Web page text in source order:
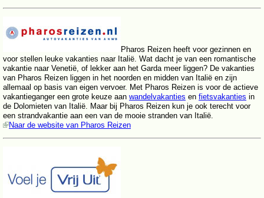
Pharos Reizen heeft voor gezinnen en
voor stellen leuke vakanties naar Italië. Wat dacht je van een romantische
vakantie naar Venetië, of lekker aan het Garda meer liggen? De vakanties
van Pharos Reizen liggen in het noorden en midden van Italië en zijn
allemaal op basis van eigen vervoer. Met Pharos Reizen is voor de actieve
vakantieganger een grote keuze aan wandelvakanties en fietsvakanties in
de Dolomieten van Italië. Maar bij Pharos Reizen kun je ook terecht voor
een strandvakantie aan een van de mooie stranden van Italië.
Naar de website van Pharos Reizen